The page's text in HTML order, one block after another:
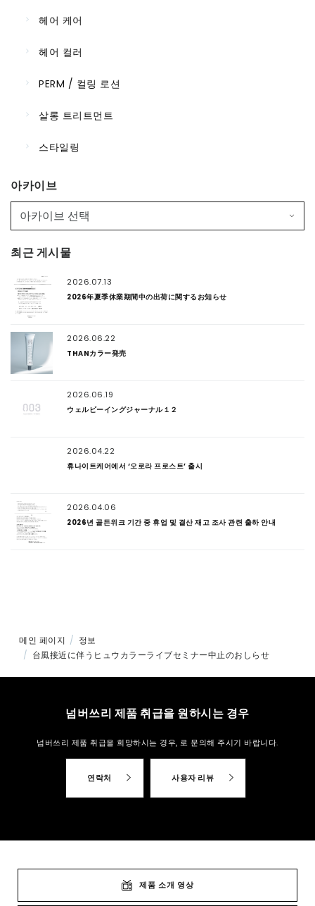
헤어 케어
헤어 컬러
PERM / 컬링 로션
살롱 트리트먼트
스타일링
아카이브
최근 게시물
2026.07.13
2026年夏季休業期間中の出荷に関するお知らせ
2026.06.22
THANカラー発売
2026.06.19
ウェルビーイングジャーナル１２
2026.04.22
휴나이트케어에서 ‘오로라 프로스트’ 출시
2026.04.06
2026년 골든위크 기간 중 휴업 및 결산 재고 조사 관련 출하 안내
메인 페이지
정보
台風接近に伴うヒュウカラーライブセミナー中止のおしらせ
넘버쓰리 제품 취급을 원하시는 경우
넘버쓰리 제품 취급을 희망하시는 경우, 로 문의해 주시기 바랍니다.
연락처 사용자 리뷰
제품 소개 영상